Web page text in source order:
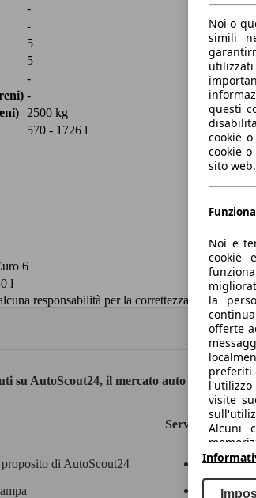
-
-
5
5
-
-
2500 kg
570 - 1726 l
6
l
responsabilità per la correttezza dei dati.
su AutoScout24, il mercato auto europeo.
di AutoScout24
Servizi
Contatti
Marche e
Noi o
simili
questi
cookie
cookie
sito web.
Noi e
cookie
la
offerte
preferiti
l'utilizzo
visite
Alcuni